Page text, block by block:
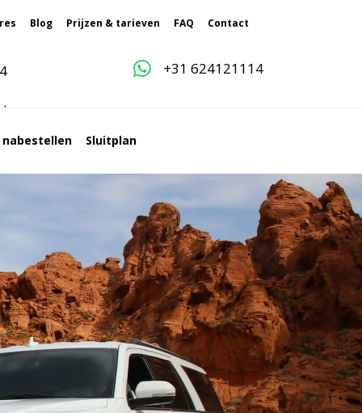
Blog Prijzen & tarieven FAQ Contact
l
+31 624121114
nabestellen Sluitplan